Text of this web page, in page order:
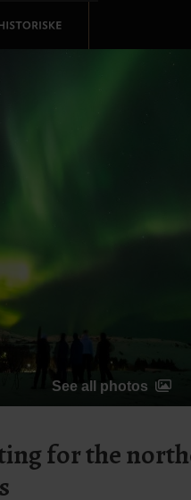
See all photos
for the